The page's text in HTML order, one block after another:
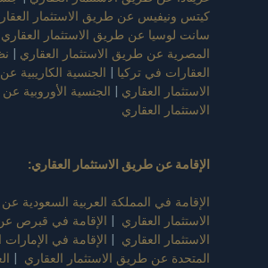
كيتس ونيفيس عن طريق الاستثمار
سانت لوسيا عن طريق الاستثمار العقاري
المصرية عن طريق الاستثمار العقاري |
العقارات في تركيا | الجنسية الكاريبية
الاستثمار العقاري | الجنسية الأوروبية
الاستثمار العقاري
الإقامة عن طريق الاستثمار العقاري:
الإقامة في المملكة العربية السعودية
الاستثمار العقاري | الإقامة في قبرص
الاستثمار العقاري | الإقامة في الإمارات
المتحدة عن طريق الاستثمار العقاري |